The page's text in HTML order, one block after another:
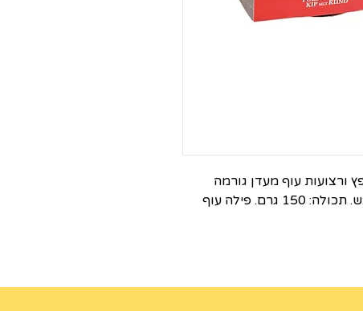
ורצועות עוף מעדן גורמה
במרקם נתחים. מומלץ כתוספת למזון היבש. תכולה: 150 גרם. פילה עוף